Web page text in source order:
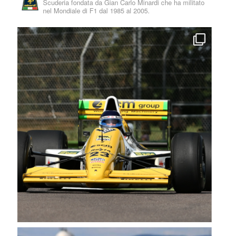
Scuderia fondata da Gian Carlo Minardi che ha militato
nel Mondiale di F1 dal 1985 al 2005.